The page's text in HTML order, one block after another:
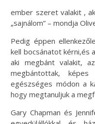
ember szeret valakit ,
„sajnálom” – mondja
Pedig éppen
kell bocsánatot kérni,és
aki megbánt valakit,
megbántottak,
egészséges módon a
hogy megtanuljuk a
Gary Chapman és